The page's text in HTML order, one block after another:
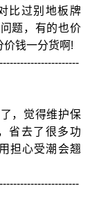
比过别地板牌
题，有的也价
价钱一分货啊!
，觉得维护保
省去了很多功
担心受潮会翘